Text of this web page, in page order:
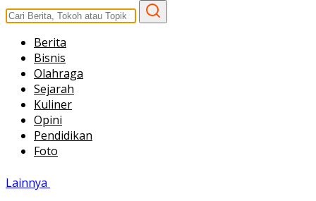
Berita
Bisnis
Olahraga
Sejarah
Kuliner
Opini
Pendidikan
Foto
Lainnya